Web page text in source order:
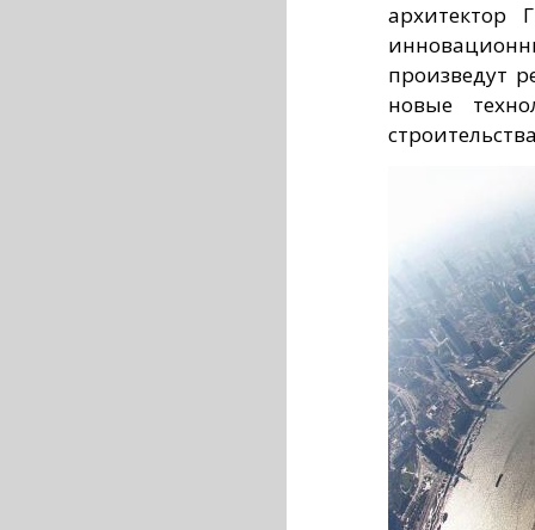
архитектор
произведут
новые